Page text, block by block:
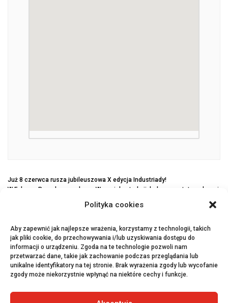
Polityka cookies
Aby zapewnić jak najlepsze wrażenia, korzystamy z technologii, takich
jak pliki cookie, do przechowywania i/lub uzyskiwania dostępu do
informacji o urządzeniu. Zgoda na te technologie pozwoli nam
przetwarzać dane, takie jak zachowanie podczas przeglądania lub
unikalne identyfikatory na tej stronie. Brak wyrażenia zgody lub wycofanie
zgody może niekorzystnie wpłynąć na niektóre cechy i funkcje.
Już 8 czerwca rusza jubileuszowa X edycja Industriady!
W Fabryce Porcelany czeka na Was wiele atrakcji: bale, warsztaty, pokazy i
Zachęcamy do zapoznania się z programem:
ilPmLHKZRdhYHWeWl_A1DET81BO61Ky7gxdGnOY#fabryka-porcelany
#fabrykaporcelany